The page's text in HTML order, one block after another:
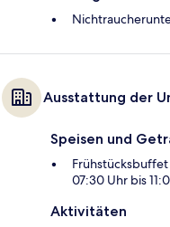
Ausstattung der
Speisen und
07:30 Uhr bis
Aktivitäten